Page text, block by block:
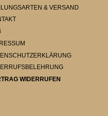
& VERSAND
WIDERRUFEN